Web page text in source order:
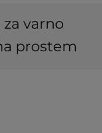
za varno
prostem